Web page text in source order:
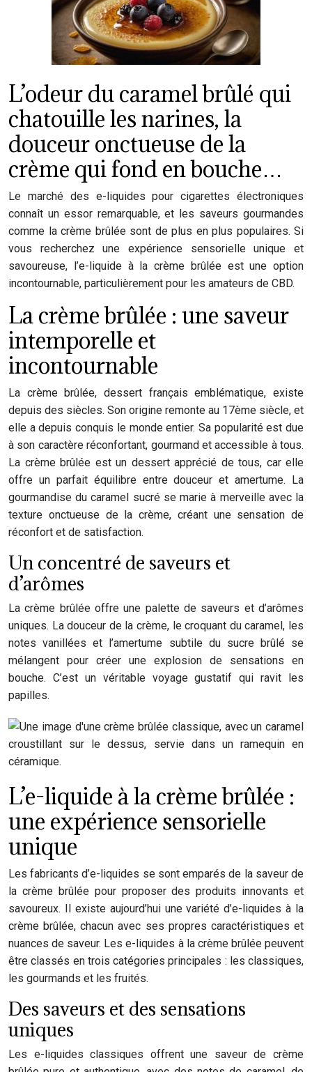
L’odeur du caramel brûlé qui
chatouille les narines, la
douceur onctueuse de la
crème qui fond en bouche…
Le marché des e-liquides pour cigarettes électroniques
connaît un essor remarquable, et les saveurs gourmandes
comme la crème brûlée sont de plus en plus populaires. Si
vous recherchez une expérience sensorielle unique et
savoureuse, l’e-liquide à la crème brûlée est une option
incontournable, particulièrement pour les amateurs de CBD.
La crème brûlée : une saveur
intemporelle et
incontournable
La crème brûlée, dessert français emblématique, existe
depuis des siècles. Son origine remonte au 17ème siècle, et
elle a depuis conquis le monde entier. Sa popularité est due
à son caractère réconfortant, gourmand et accessible à tous.
La crème brûlée est un dessert apprécié de tous, car elle
offre un parfait équilibre entre douceur et amertume. La
gourmandise du caramel sucré se marie à merveille avec la
texture onctueuse de la crème, créant une sensation de
réconfort et de satisfaction.
Un concentré de saveurs et
d’arômes
La crème brûlée offre une palette de saveurs et d’arômes
uniques. La douceur de la crème, le croquant du caramel, les
notes vanillées et l’amertume subtile du sucre brûlé se
mélangent pour créer une explosion de sensations en
bouche. C’est un véritable voyage gustatif qui ravit les
papilles.
L’e-liquide à la crème brûlée :
une expérience sensorielle
unique
Les fabricants d’e-liquides se sont emparés de la saveur de
la crème brûlée pour proposer des produits innovants et
savoureux. Il existe aujourd’hui une variété d’e-liquides à la
crème brûlée, chacun avec ses propres caractéristiques et
nuances de saveur. Les e-liquides à la crème brûlée peuvent
être classés en trois catégories principales : les classiques,
les gourmands et les fruités.
Des saveurs et des sensations
uniques
Les e-liquides classiques offrent une saveur de crème